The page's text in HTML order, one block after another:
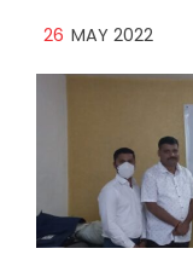
26 MAY 2022